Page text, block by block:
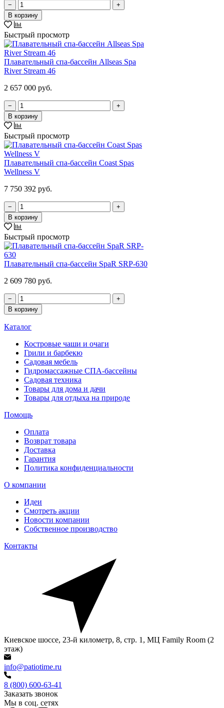
−
+
В корзину
Быстрый просмотр
Плавательный спа-бассейн Allseas Spa
River Stream 46
2 657 000 руб.
−
+
В корзину
Быстрый просмотр
Плавательный спа-бассейн Coast Spas
Wellness V
7 750 392 руб.
−
+
В корзину
Быстрый просмотр
Плавательный спа-бассейн SpaR SRP-630
2 609 780 руб.
−
+
В корзину
Каталог
Костровые чаши и очаги
Грили и барбекю
Садовая мебель
Гидромассажные СПА-бассейны
Садовая техника
Товары для дома и дачи
Товары для отдыха на природе
Помощь
Оплата
Возврат товара
Доставка
Гарантия
Политика конфиденциальности
О компании
Идеи
Смотреть акции
Новости компании
Собственное производство
Контакты
Киевское шоссе, 23-й километр, 8, стр. 1, МЦ Family Room (2
этаж)
info@patiotime.ru
8 (800) 600-63-41
Заказать звонок
Мы в соц. сетях